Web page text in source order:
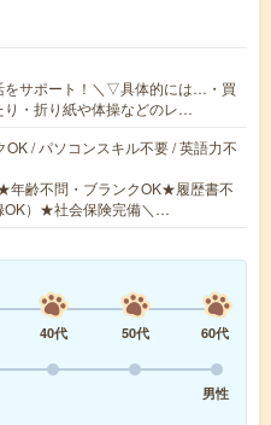
をサポート！＼▽具体的には…・買
り・折り紙や体操などのレ…
/ パソコンスキル不要 / 英語力不
年齢不問・ブランクOK★履歴書不
OK）★社会保険完備＼…
40代 50代
60代
男性